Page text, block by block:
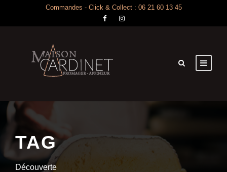
Commandes - Click & Collect : 06 21 60 13 45
TAG
Découverte